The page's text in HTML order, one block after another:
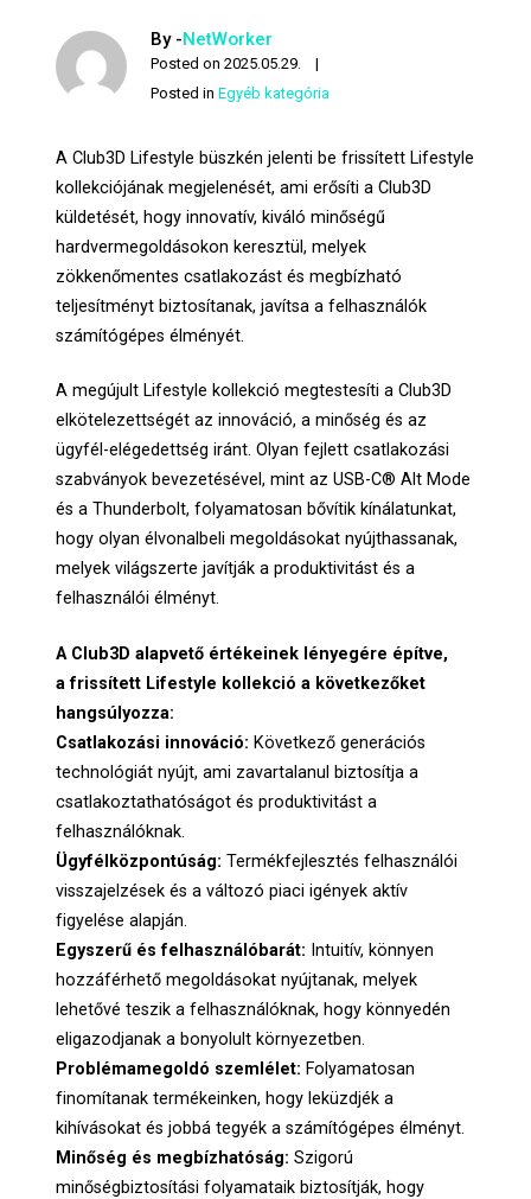
By -NetWorker
Posted on2025.05.29.
Posted inEgyéb kategória
A Club3D Lifestyle büszkén jelenti be frissített Lifestyle
kollekciójának megjelenését, ami erősíti a Club3D
küldetését, hogy innovatív, kiváló minőségű
hardvermegoldásokon keresztül, melyek
zökkenőmentes csatlakozást és megbízható
teljesítményt biztosítanak, javítsa a felhasználók
számítógépes élményét.
A megújult Lifestyle kollekció megtestesíti a Club3D
elkötelezettségét az innováció, a minőség és az
ügyfél-elégedettség iránt. Olyan fejlett csatlakozási
szabványok bevezetésével, mint az USB-C® Alt Mode
és a Thunderbolt, folyamatosan bővítik kínálatunkat,
hogy olyan élvonalbeli megoldásokat nyújthassanak,
melyek világszerte javítják a produktivitást és a
felhasználói élményt.
A Club3D alapvető értékeinek lényegére építve,
a frissített Lifestyle kollekció a következőket
hangsúlyozza:
Csatlakozási innováció: Következő generációs
technológiát nyújt, ami zavartalanul biztosítja a
csatlakoztathatóságot és produktivitást a
felhasználóknak.
Ügyfélközpontúság: Termékfejlesztés felhasználói
visszajelzések és a változó piaci igények aktív
figyelése alapján.
Egyszerű és felhasználóbarát: Intuitív, könnyen
hozzáférhető megoldásokat nyújtanak, melyek
lehetővé teszik a felhasználóknak, hogy könnyedén
eligazodjanak a bonyolult környezetben.
Problémamegoldó szemlélet: Folyamatosan
finomítanak termékeinken, hogy leküzdjék a
kihívásokat és jobbá tegyék a számítógépes élményt.
Minőség és megbízhatóság: Szigorú
minőségbiztosítási folyamataik biztosítják, hogy